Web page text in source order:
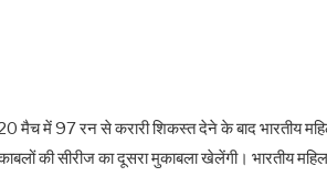
मैच में 97 रन से करारी शिकस्त देने के बाद भारतीय
की सीरीज का दूसरा मुकाबला खेलेंगी।